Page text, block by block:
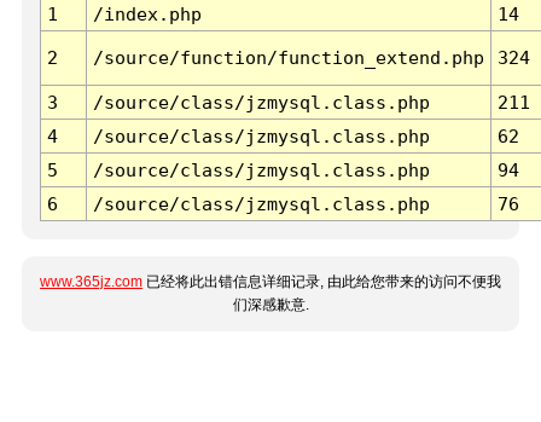
1
/index.php 14
2 /source/function/function_extend.php 324
3 /source/class/jzmysql.class.php
211
4
/source/class/jzmysql.class.php
62
5
/source/class/jzmysql.class.php
94
6
/source/class/jzmysql.class.php 76
www.365jz.com 已经将此出错信息详细记录, 由此给您带来的访问不便我
们深感歉意.